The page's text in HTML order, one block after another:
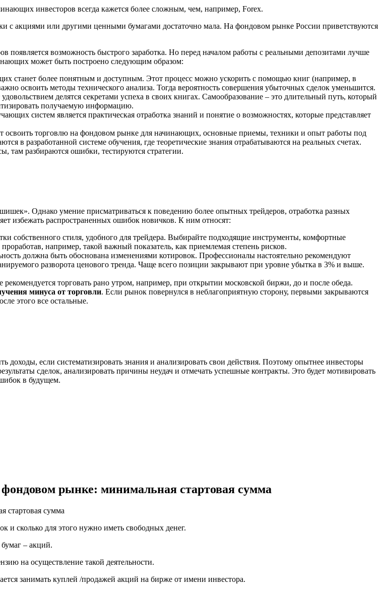
инвесторов всегда кажется более сложным, чем, например, Forex.
с акциями или другими ценными бумагами достаточно мала. На фондовом рынке России приветствуются
возможность быстрого заработка. Но перед началом работы с реальными депозитами лучше
может быть построено следующим образом:
станет более понятным и доступным. Этот процесс можно ускорить с помощью книг (например, в
освоить методы технического анализа. Тогда вероятность совершения убыточных сделок уменьшится.
делятся секретами успеха в своих книгах. Самообразование – это длительный путь, который
получаемую информацию.
систем является практическая отработка знаний и понятие о возможностях, которые представляет
освоить торговлю на фондовом рынке для начинающих, основные приемы, техники и опыт работы под
в разработанной системе обучения, где теоретические знания отрабатываются на реальных счетах.
там разбираются ошибки, тестируются стратегии.
Однако умение присматриваться к поведению более опытных трейдеров, отработка разных
избежать распространенных ошибок новичков. К ним относят:
собственного стиля, удобного для трейдера. Выбирайте подходящие инструменты, комфортные
например, такой важный показатель, как приемлемая степень рисков.
должна быть обоснована изменениями котировок. Профессионалы настоятельно рекомендуют
разворота ценового тренда. Чаще всего позиции закрывают при уровне убытка в 3% и выше.
рекомендуется торговать рано утром, например, при открытии московской биржи, до и после обеда.
минуса от торговли. Если рынок повернулся в неблагоприятную сторону, первыми закрываются
этого все остальные.
если систематизировать знания и анализировать свои действия. Поэтому опытнее инвесторы
сделок, анализировать причины неудач и отмечать успешные контракты. Это будет мотивировать
в будущем.
рынке: минимальная стартовая сумма
и сколько для этого нужно иметь свободных денег.
– акций.
на осуществление такой деятельности.
занимать куплей /продажей акций на бирже от имени инвестора.